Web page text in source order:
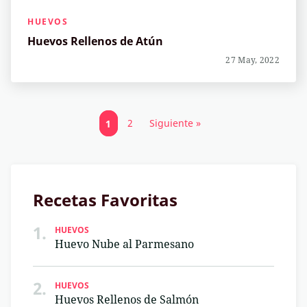
HUEVOS
Huevos Rellenos de Atún
27 May, 2022
1 2 Siguiente »
Recetas Favoritas
1.
HUEVOS
Huevo Nube al Parmesano
2. HUEVOS
Huevos Rellenos de Salmón